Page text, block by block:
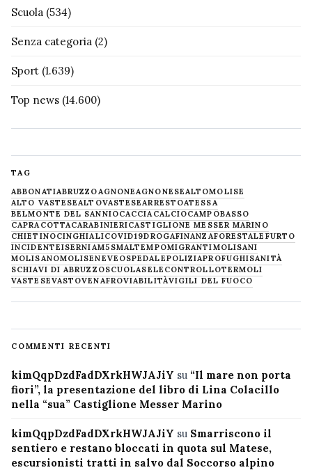
Scuola (534)
Senza categoria (2)
Sport (1.639)
Top news (14.600)
TAG
ABBONATIABRUZZOAGNONEAGNONESEALTOMOLISE
ALTO VASTESEALTOVASTESEARRESTOATESSA
BELMONTE DEL SANNIOCACCIACALCIOCAMPOBASSO
CAPRACOTTACARABINIERICASTIGLIONE MESSER MARINO
CHIETINOCINGHIALICOVID19DROGAFINANZAFORESTALE FURTO
INCIDENTEISERNIAM5SMALTEMPOMIGRANTIMOLISANI
MOLISANOMOLISENEVE OSPEDALEPOLIZIAPROFUGHISANITÀ
SCHIAVI DI ABRUZZOSCUOLASELECONTROLLOTERMOLI
VASTESEVASTOVENAFROVIABILITÀVIGILI DEL FUOCO
COMMENTI RECENTI
kimQqpDzdFadDXrkHWJAJiY su “Il mare non porta
fiori”, la presentazione del libro di Lina Colacillo
nella “sua” Castiglione Messer Marino
kimQqpDzdFadDXrkHWJAJiY su Smarriscono il
sentiero e restano bloccati in quota sul Matese,
escursionisti tratti in salvo dal Soccorso alpino